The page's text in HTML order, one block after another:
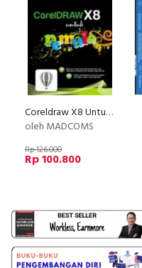
Coreldraw X8 Untuk Pemula
oleh MADCOMS
Rp 126.000
Rp 100.800